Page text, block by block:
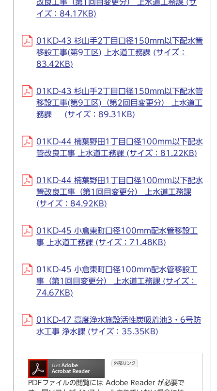
改良工事（第1回目変更分） 上水道工務課 (サ
イズ：84.17KB)
01KD-43 杉山手2丁目口径150mm以下配水管
移設工事(第9工区) 上水道工務課 (サイズ：
83.42KB)
01KD-43 杉山手2丁目口径150mm以下配水管
移設工事(第9工区)（第2回目変更分） 上水道工
務課 (サイズ：89.31KB)
01KD-44 楠葉野田1丁目口径100mm以下配水
管改良工事 上水道工務課 (サイズ：81.22KB)
01KD-44 楠葉野田1丁目口径100mm以下配水
管改良工事（第1回目変更分） 上水道工務課
(サイズ：84.92KB)
01KD-45 小倉東町口径100mm配水管移設工
事 上水道工務課 (サイズ：71.48KB)
01KD-45 小倉東町口径100mm配水管移設工
事（第1回目変更分） 上水道工務課 (サイズ：
74.67KB)
01KD-47 高度浄水施設活性炭吸着池3・6号防
水工事 浄水課 (サイズ：35.35KB)
外部リンク
PDFファイルの閲覧には Adobe Reader が必要で